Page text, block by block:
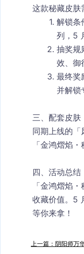
这款秘藏皮
解锁条
列，5
抽奖规
效、御
最终奖
并解锁
三、配套皮肤
同期上线的
「金鸿熠焰
四、活动总结
「金鸿熠焰
收藏价值。5
等你来拿！
上一篇：阴阳师万